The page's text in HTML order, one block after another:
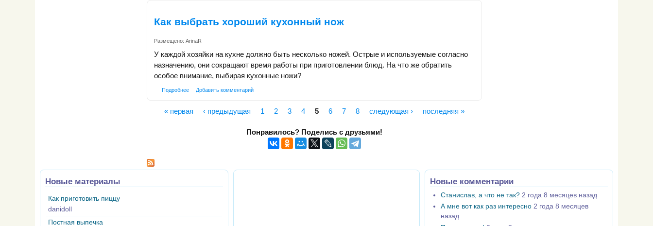
Как выбрать хороший кухонный нож
Размещено: ArinaR
У каждой хозяйки на кухне должно быть несколько ножей. Острые и используемые согласно
назначению, они сокращают время работы при приготовлении блюд. На что же обратить
особое внимание, выбирая кухонные ножи?
Подробнее Добавить комментарий
« первая ‹ предыдущая 1 2 3 4 5 6 7 8 следующая › последняя »
Понравилось? Поделись с друзьями!
Новые материалы
Как приготовить пиццу
danidoll
Постная выпечка
Новые комментарии
Станислав, а что не так? 2 года 8 месяцев назад
А мне вот как раз интересно 2 года 8 месяцев
назад